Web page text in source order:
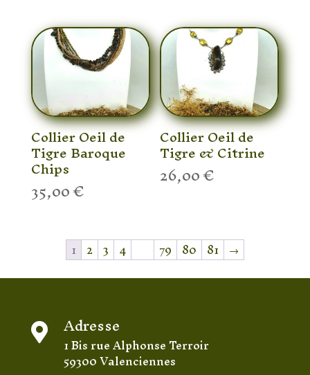
Collier Oeil de
Tigre Baroque
Chips
35,00€
Collier Oeil de
Tigre & Citrine
26,00€
1 2 3 4 79 80 81 →
 Adresse
1 Bis rue Alphonse Terroir
59300 Valenciennes